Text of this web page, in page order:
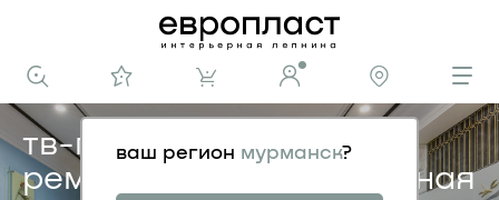
ваш регион мурманск?
тв-проект. «школа
ремонта». позволительная